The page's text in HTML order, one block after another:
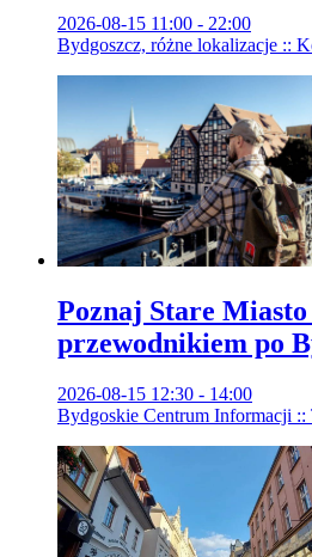
2026-08-15 11:00 - 22:00
Bydgoszcz, różne lokalizacje ::
Poznaj Stare Miasto
przewodnikiem po
2026-08-15 12:30 - 14:00
Bydgoskie Centrum Informacji ::